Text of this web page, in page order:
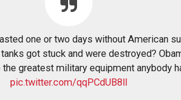
one or two days without American
got stuck and were destroyed?
greatest military equipment anybody
pic.twitter.com/qqPCdUB8ll